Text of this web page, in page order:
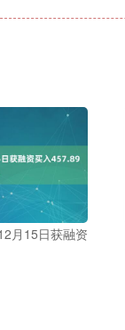
月15日获融资